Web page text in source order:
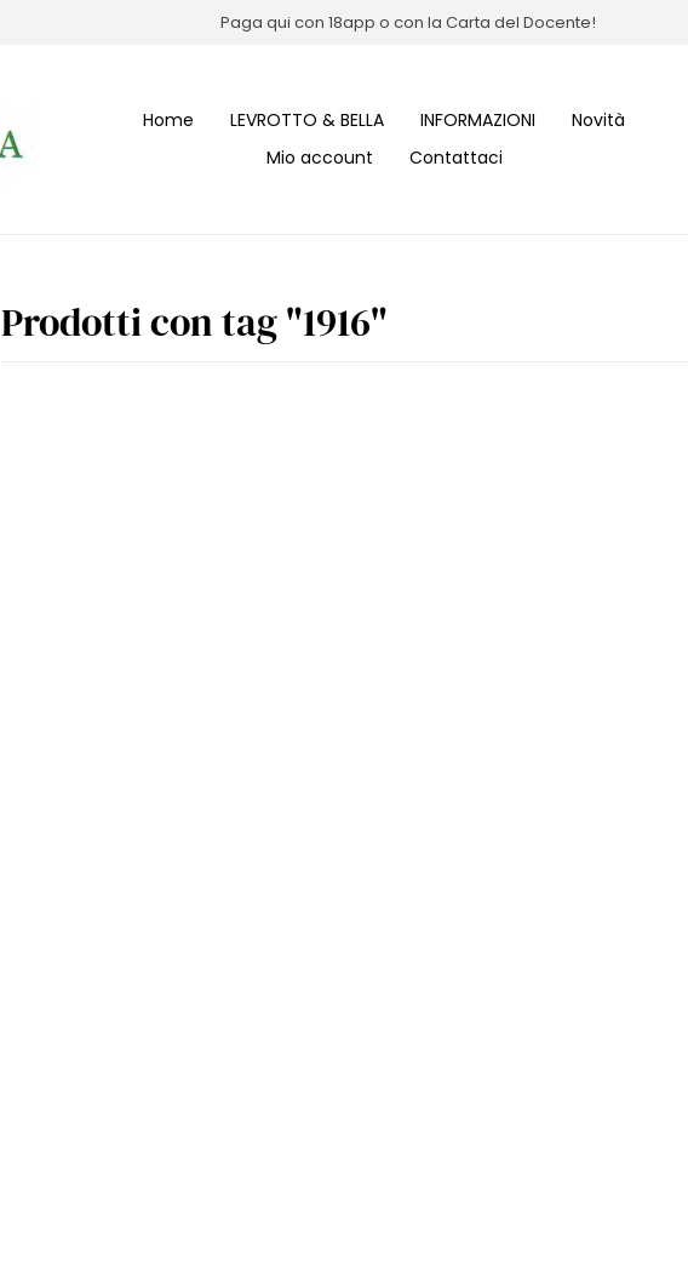
Paga qui con 18app o con la Carta del Docente!
Home LEVROTTO & BELLA INFORMAZIONI
Novità
Mio account
Contattaci
Prodotti con tag "1916"